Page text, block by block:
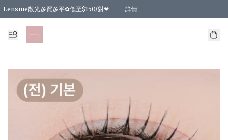
Lensme散光多買多平✿低至$150/對❤ 詳情
台灣Karacon⁩✧日拋 特價清貨❁⃘
日本韓國多款日/月拋現貨☼ 特價❤︎數量有限 售完即止
🇰🇷韓國多款月拋現貨 特價兩對$99✿數量有限 售完即止♫
精選商品，任選買2件或以上9 折；買4件或以上85 折；買6件或以上8 折
精選商品，任選買2件HKD 140.00；買4件HKD 260.00
精選商品，任選買2件HKD 190.00；買4件HKD 360.00
精選商品，任選買2件HKD 110.00；買4件HKD 180.00
精選商品，任選買2件HKD 170.00；買4件HKD 320.00
精選商品，任選買2件或以上減HKD 148.00
精選商品，任選買2件或以上減HKD 148.00
精選商品，任選買2件或以上95 折；買4件或以上9 折；買6件或以上85 折；買8件
精選商品，任選買12件或以上87 折
精選商品，任選買2件或以上減HKD 16.00；買4件或以上減HKD 32.00；買6
精選商品，任選買2件或以上95 折；買4件或以上9 折；買8件或以上85 折；買12
購物滿 HKD 800.00即享免運費優惠！（適用於 特定的送貨方式 )